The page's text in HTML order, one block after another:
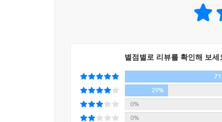
저자가 이처럼 법정에서 만난 소년들의 사연을
드리워져 있다. 저자가 법정에서 만난 무너지고
아버지들은 모두 어디로 갔을까?
아버지가 사라진 길 위에서 위태롭게 흔들리는 아
별점별로 리뷰를 확인해 보세
29%
0%
0%